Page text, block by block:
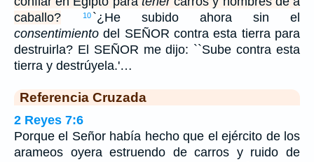
caballo?
10 `¿He subido ahora sin el
consentimiento del SEÑOR contra esta tierra para
destruirla? El SEÑOR me dijo: ``Sube contra esta
tierra y destrúyela.'…
Referencia Cruzada
2 Reyes 7:6
Porque el Señor había hecho que el ejército de los
arameos oyera estruendo de carros y ruido de